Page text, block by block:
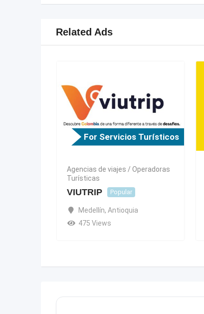
Related Ads
For Servicios Turísticos
Agencias de viajes / Operadoras
Turísticas
VIUTRIP Popular
Medellín, Antioquia
475 Views